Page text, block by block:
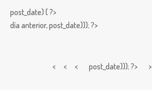
post_date) { ?>
día anterior,post_date))); ?>
< < < post_date)));